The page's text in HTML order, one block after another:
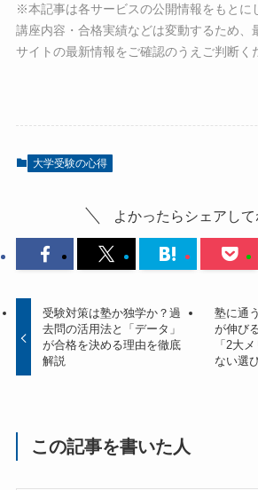
※本記事は各サービスの公開情報をもとに
講座内容・合格実績などは変動するため、
サイトの最新情報をご確認のうえご判断く
大学受験の心得
よかったらシェアして
受験対策は塾か独学か？過
去問の活用法と「データ」
が合格を決める理由を徹底
解説
塾に通
が伸び
「2大
ない選
この記事を書いた人